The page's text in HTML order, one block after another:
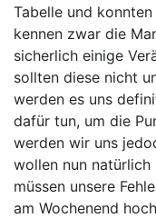
Tabelle und
kennen zwar die
sicherlich einige
sollten diese nicht
werden es uns
dafür tun, um die
werden wir uns
wollen nun
müssen unsere
am Wochenend